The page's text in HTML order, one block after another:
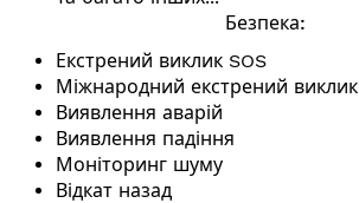
Безпека:
Екстрений виклик SOS
Міжнародний екстрений виклик
Виявлення аварій
Виявлення падіння
Моніторинг шуму
Відкат назад